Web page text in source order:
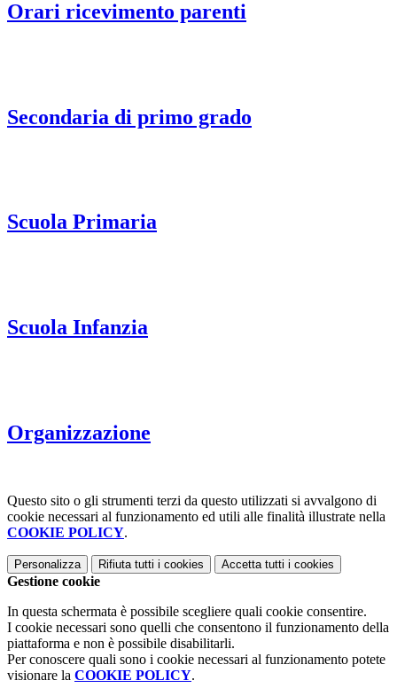
Orari ricevimento parenti
Secondaria di primo grado
Scuola Primaria
Scuola Infanzia
Organizzazione
Questo sito o gli strumenti terzi da questo utilizzati si avvalgono di
cookie necessari al funzionamento ed utili alle finalità illustrate nella
COOKIE POLICY.
Personalizza Rifiuta tutti i cookies Accetta tutti i cookies
Gestione cookie
In questa schermata è possibile scegliere quali cookie consentire.
I cookie necessari sono quelli che consentono il funzionamento della
piattaforma e non è possibile disabilitarli.
Per conoscere quali sono i cookie necessari al funzionamento potete
visionare la COOKIE POLICY.